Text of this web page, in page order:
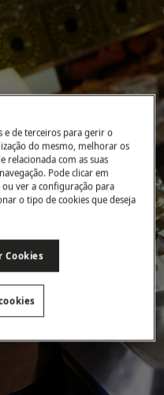
e de terceiros para gerir o
do mesmo, melhorar os
relacionada com as suas
Pode clicar em
ou ver a configuração para
o tipo de cookies que deseja
Cookies